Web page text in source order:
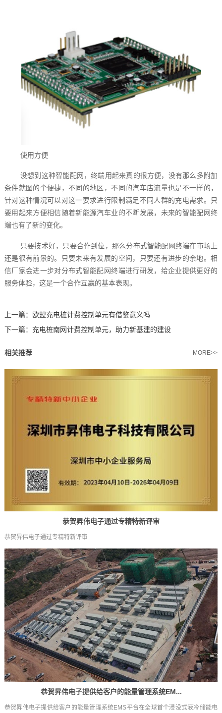
使用方便
没想到这种智能配网，终端用起来真的很方便，没有那么多附加
条件就图的个便捷，不同的地区，不同的汽车店流量也是不一样的，
针对这种情况可以对这一要求进行限制满足不同人群的充电需求。只
要用起来方便相信随着新能源汽车业的不断发展，未来的智能配网终
端也有了新的变化。
只要技术好，只要合作到位，那么分布式智能配网终端在市场上
还是很有前景的。只要未来有发展的空间，只要还有进步的余地。相
信厂家会进一步对分布式智能配网终端进行研发，给企业提供更好的
服务体验，这是一个合作互赢的基本表现。
上一篇：
欧盟充电桩计费控制单元有借鉴意义吗
下一篇： 充电桩南网计费控制单元，助力新基建的建设
相关推荐 MORE>>
恭贺昇伟电子通过专精特新评审
恭贺昇伟电子通过专精特新评审
恭贺昇伟电子提供给客户的能量管理系统EM...
恭贺昇伟电子提供给客户的能量管理系统EMS平台在全球首个浸没式液冷储能电